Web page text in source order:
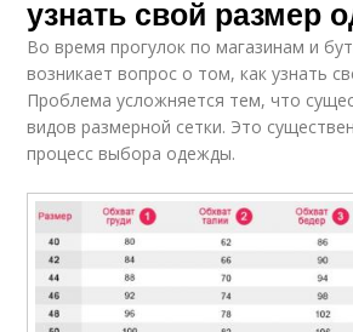
узнать свой размер
Во время прогулок по магазинам и
возникает вопрос о том, как узнать
Проблема усложняется тем, что
видов размерной сетки. Это
процесс выбора одежды.